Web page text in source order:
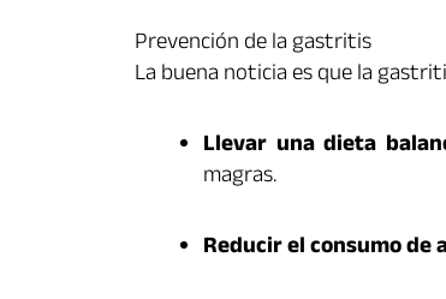
Prevención de la gastritis
La buena noticia es que la
Llevar una dieta
magras.
Reducir el consumo de